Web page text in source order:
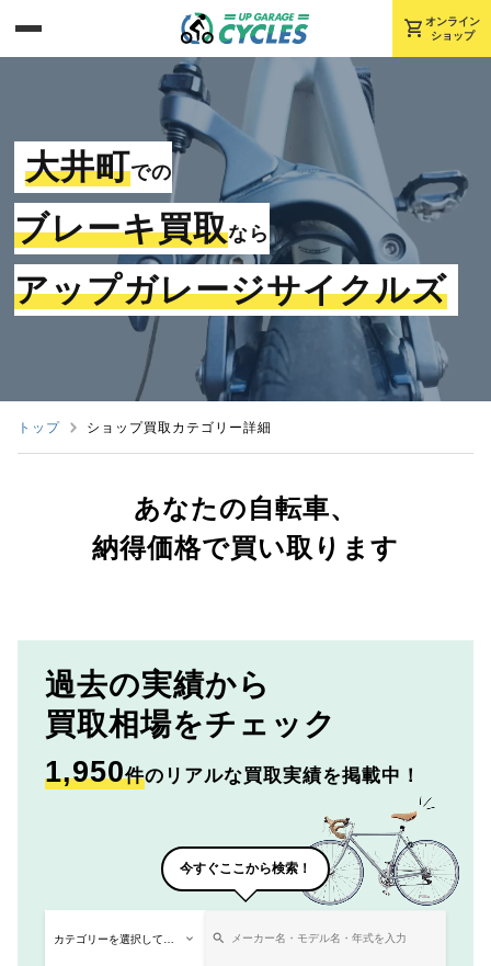
shopping_cart オンライン
ショップ
大井町での
ブレーキ買取なら
アップガレージサイクルズ
トップ ショップ買取カテゴリー詳細
あなたの自転車、
納得価格で買い取ります
過去の実績から
買取相場をチェック
1,950件のリアルな買取実績を掲載中！
今すぐここから検索！